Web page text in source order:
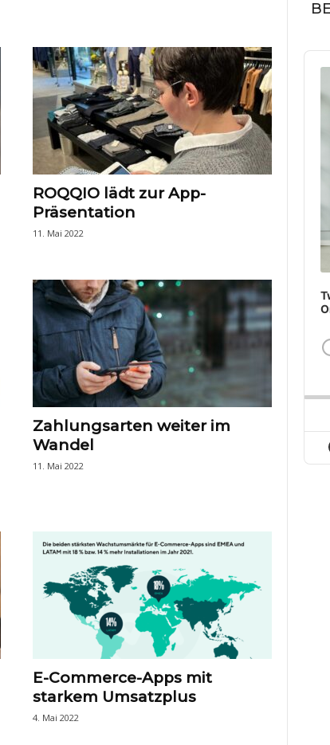
ROQQIO lädt zur App-
Präsentation
11. Mai 2022
Zahlungsarten weiter im
Wandel
11. Mai 2022
E-Commerce-Apps mit
starkem Umsatzplus
4. Mai 2022
Audio